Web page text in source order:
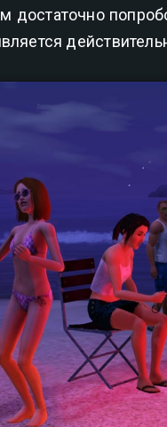
достаточно